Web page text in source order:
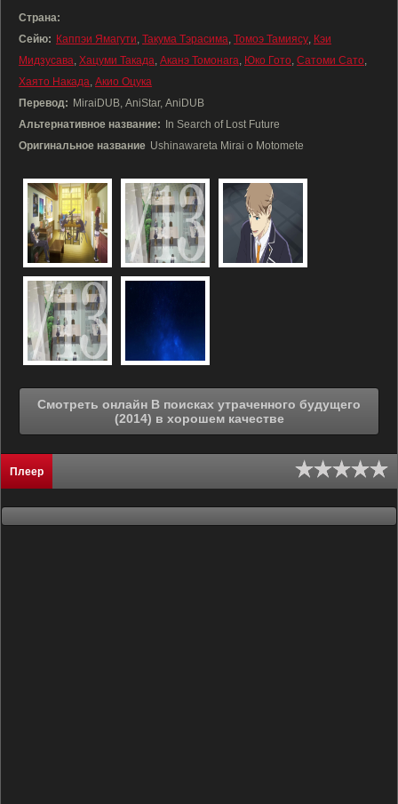
Страна:
Сейю: Каппэи Ямагути, Такума Тэрасима, Томоэ Тамиясу, Кэи
Мидзусава, Хацуми Такада, Аканэ Томонага, Юко Гото, Сатоми Сато,
Хаято Накада, Акио Оцука
Перевод: MiraiDUB, AniStar, AniDUB
Альтернативное название:
In Search of Lost Future
Оригинальное название Ushinawareta Mirai o Motomete
Смотреть онлайн В поисках утраченного будущего
(2014) в хорошем качестве
Плеер